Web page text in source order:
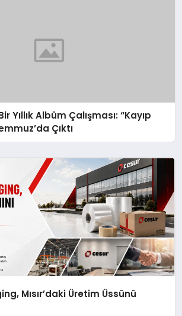
Yıllık Albüm Çalışması: “Kayıp
Çıktı
Mısır’daki Üretim Üssünü